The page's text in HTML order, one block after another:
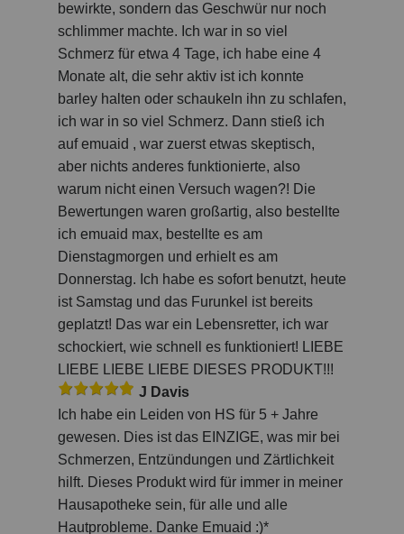
bewirkte, sondern das Geschwür nur noch
schlimmer machte. Ich war in so viel
Schmerz für etwa 4 Tage, ich habe eine 4
Monate alt, die sehr aktiv ist ich konnte
barley halten oder schaukeln ihn zu schlafen,
ich war in so viel Schmerz. Dann stieß ich
auf emuaid , war zuerst etwas skeptisch,
aber nichts anderes funktionierte, also
warum nicht einen Versuch wagen?! Die
Bewertungen waren großartig, also bestellte
ich emuaid max, bestellte es am
Dienstagmorgen und erhielt es am
Donnerstag. Ich habe es sofort benutzt, heute
ist Samstag und das Furunkel ist bereits
geplatzt! Das war ein Lebensretter, ich war
schockiert, wie schnell es funktioniert! LIEBE
LIEBE LIEBE LIEBE DIESES PRODUKT!!!
J Davis
Ich habe ein Leiden von HS für 5 + Jahre
gewesen. Dies ist das EINZIGE, was mir bei
Schmerzen, Entzündungen und Zärtlichkeit
hilft. Dieses Produkt wird für immer in meiner
Hausapotheke sein, für alle und alle
Hautprobleme. Danke Emuaid :)*